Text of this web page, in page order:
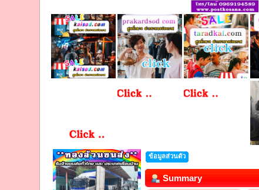
ข้อมูลส่วนตัว
Summary